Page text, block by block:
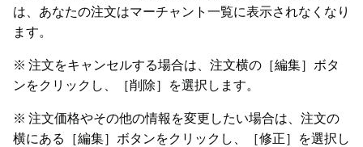
は、あなたの注文はマーチャント一覧に表示されなくなり
ます。
※ 注文をキャンセルする場合は、注文横の［編集］ボタ
ンをクリックし、［削除］を選択します。
※ 注文価格やその他の情報を変更したい場合は、注文の
横にある［編集］ボタンをクリックし、［修正］を選択し